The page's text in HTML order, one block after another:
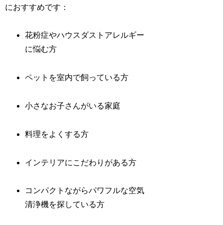
におすすめです：
花粉症やハウスダストアレルギー
に悩む方
ペットを室内で飼っている方
小さなお子さんがいる家庭
料理をよくする方
インテリアにこだわりがある方
コンパクトながらパワフルな空気
清浄機を探している方